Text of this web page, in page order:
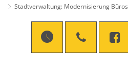
Stadtverwaltung: Modernisierung Büros